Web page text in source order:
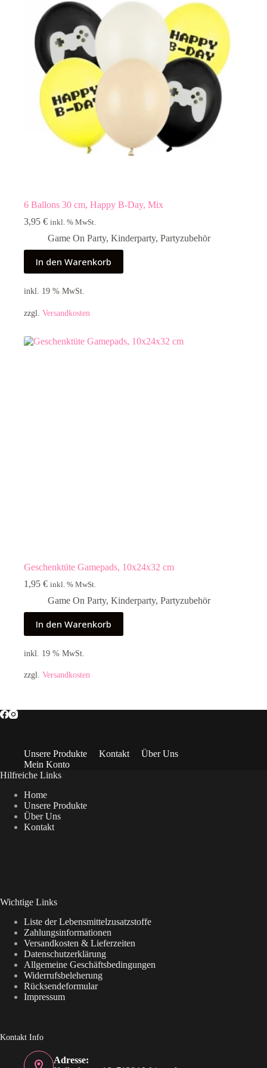
6 Ballons 30 cm, Happy B-Day, Mix
3,95 € inkl. % MwSt.
Game On Party, Kinderparty, Partyzubehör
In den Warenkorb
inkl. 19 % MwSt.
zzgl. Versandkosten
Geschenktüte Gamepads, 10x24x32 cm
1,95 € inkl. % MwSt.
Game On Party, Kinderparty, Partyzubehör
In den Warenkorb
inkl. 19 % MwSt.
zzgl. Versandkosten
Unsere Produkte Kontakt
Über Uns
Mein Konto
Hilfreiche Links
Home
Unsere Produkte
Über Uns
Kontakt
Wichtige Links
Liste der Lebensmittelzusatzstoffe
Zahlungsinformationen
Versandkosten & Lieferzeiten
Datenschutzerklärung
Allgemeine Geschäftsbedingungen
Widerrufsbeleherung
Rücksendeformular
Impressum
Kontakt Info
Adresse: